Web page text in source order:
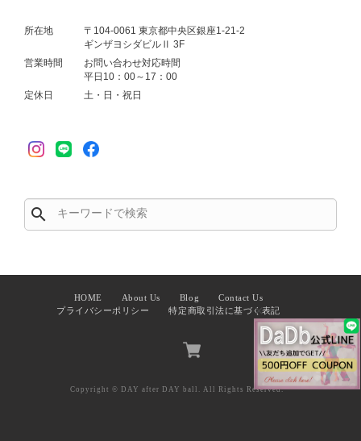
所在地
〒104-0061 東京都中央区銀座1-21-2
ギンザヨシダビルⅡ 3F
営業時間
お問い合わせ対応時間
平日10：00～17：00
定休日
土・日・祝日
search
HOME About Us Blog
Contact Us
プライバシーポリシー
特定商取引法に基づく表記
Copyright © DAY after DAY ball. All Rights Reserved.
✕